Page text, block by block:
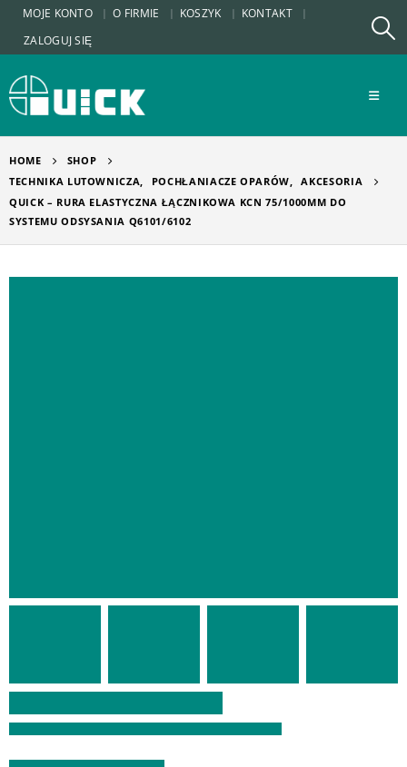
MOJE KONTO O FIRMIE KOSZYK
KONTAKT
ZALOGUJ SIĘ
HOME
SHOP
TECHNIKA LUTOWNICZA, POCHŁANIACZE OPARÓW,
AKCESORIA
QUICK – RURA ELASTYCZNA ŁĄCZNIKOWA KCN 75/1000MM DO
SYSTEMU ODSYSANIA Q6101/6102